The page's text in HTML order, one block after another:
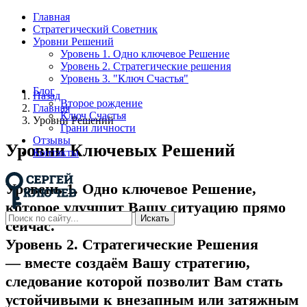
Главная
Стратегический Советник
Уровни Решений
Уровень 1. Одно ключевое Решение
Уровень 2. Стратегические решения
Уровень 3. "Ключ Счастья"
Блог
Второе рождение
Ключ Счастья
Грани личности
Отзывы
Контакты
Искать
Назад
Главная
Уровни Решений
Уровни Ключевых Решений
Уровень 1. Одно ключевое Решение,
которое улучшит Вашу ситуацию прямо
сейчас.
Уровень 2. Стратегические Решения
— вместе создаём Вашу стратегию,
следование которой позволит Вам стать
устойчивыми к внезапным или затяжным